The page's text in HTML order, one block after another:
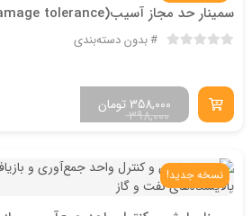
سمینار حد مجاز آسیب(damage tolerance)
بدون دسته‌بندی
398,000
تومان358,000
نسخه جدید!